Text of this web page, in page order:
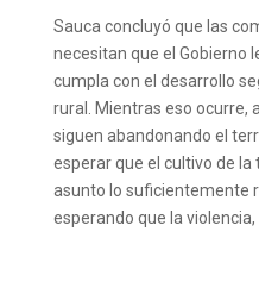
Sauca concluyó que las
necesitan que el Gobierno
cumpla con el desarrollo
rural. Mientras eso ocurre,
siguen abandonando el
esperar que el cultivo de la
asunto lo suficientemente
esperando que la violencia,